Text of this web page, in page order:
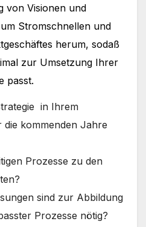
von Visionen und
Stromschnellen und
herum, sodaß
zur Umsetzung Ihrer
passt.
in Ihrem
kommenden Jahre
Prozesse zu den
sind zur Abbildung
Prozesse nötig?